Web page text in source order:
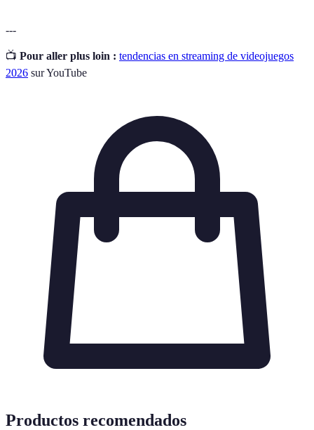
---
📺 Pour aller plus loin : tendencias en streaming de videojuegos
2026 sur YouTube
Productos recomendados